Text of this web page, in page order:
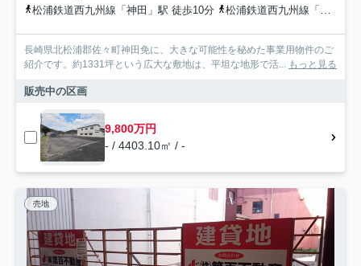
松浦鉄道西九州線「神田」駅 徒歩10分
松浦鉄道西九州線「吉井」駅 バス4分 西肥自動車「佐々松瀬」 停歩6分
長崎県北松浦郡佐々町神田免に、大きな可能性を秘めた事業用物件のご
紹介です。約1331坪という広大な敷地は、平坦な地形で活... もっと見る
販売中の区画
9,800万円
- / 4403.10㎡ / -
売地